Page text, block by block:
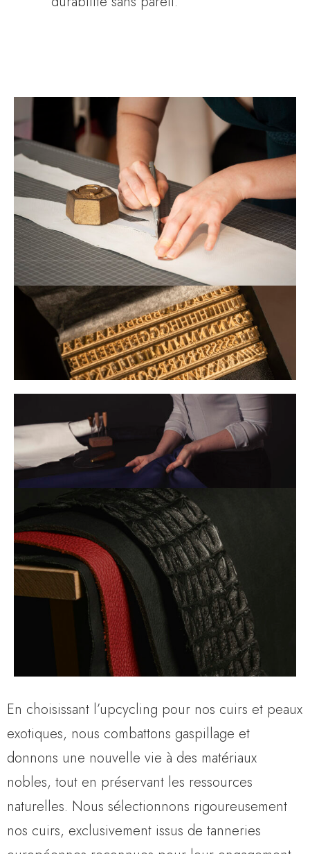
En choisissant l’upcycling pour nos cuirs et peaux
exotiques, nous combattons gaspillage et
donnons une nouvelle vie à des matériaux
nobles, tout en préservant les ressources
naturelles. Nous sélectionnons rigoureusement
nos cuirs, exclusivement issus de tanneries